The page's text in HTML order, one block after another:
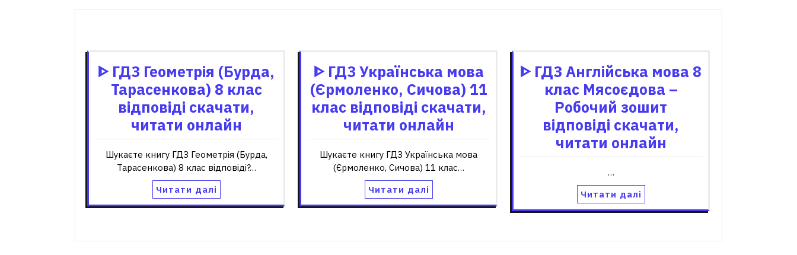
ᐈ ГДЗ Геометрія (Бурда,
Тарасенкова) 8 клас
відповіді скачати,
читати онлайн
Шукаєте книгу ГДЗ Геометрія (Бурда,
Тарасенкова) 8 клас відповіді?…
Читати далі
ᐈ ГДЗ Українська мова
(Єрмоленко, Сичова) 11
клас відповіді скачати,
читати онлайн
Шукаєте книгу ГДЗ Українська мова
(Єрмоленко, Сичова) 11 клас…
Читати далі
ᐈ ГДЗ Англійська мова 8
клас Мясоєдова –
Робочий зошит
відповіді скачати,
читати онлайн
…
Читати далі